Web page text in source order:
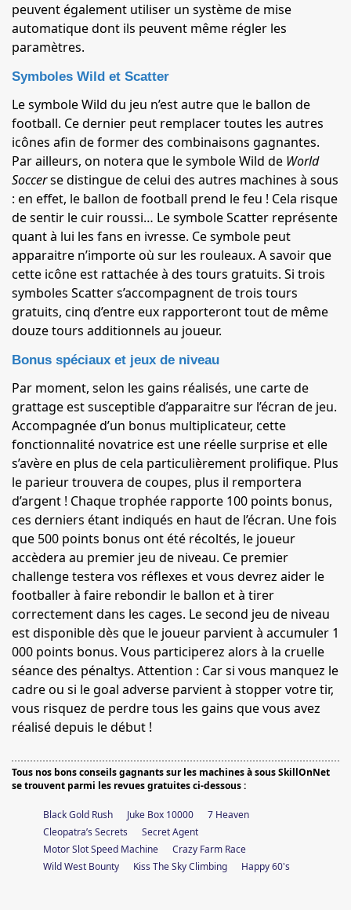
peuvent également utiliser un système de mise
automatique dont ils peuvent même régler les
paramètres.
Symboles Wild et Scatter
Le symbole Wild du jeu n’est autre que le ballon de
football. Ce dernier peut remplacer toutes les autres
icônes afin de former des combinaisons gagnantes.
Par ailleurs, on notera que le symbole Wild de World
Soccerse distingue de celui des autres machines à sous
: en effet, le ballon de football prend le feu ! Cela risque
de sentir le cuir roussi… Le symbole Scatter représente
quant à lui les fans en ivresse. Ce symbole peut
apparaitre n’importe où sur les rouleaux. A savoir que
cette icône est rattachée à des tours gratuits. Si trois
symboles Scatter s’accompagnent de trois tours
gratuits, cinq d’entre eux rapporteront tout de même
douze tours additionnels au joueur.
Bonus spéciaux et jeux de niveau
Par moment, selon les gains réalisés, une carte de
grattage est susceptible d’apparaitre sur l’écran de jeu.
Accompagnée d’un bonus multiplicateur, cette
fonctionnalité novatrice est une réelle surprise et elle
s’avère en plus de cela particulièrement prolifique. Plus
le parieur trouvera de coupes, plus il remportera
d’argent ! Chaque trophée rapporte 100 points bonus,
ces derniers étant indiqués en haut de l’écran. Une fois
que 500 points bonus ont été récoltés, le joueur
accèdera au premier jeu de niveau. Ce premier
challenge testera vos réflexes et vous devrez aider le
footballer à faire rebondir le ballon et à tirer
correctement dans les cages. Le second jeu de niveau
est disponible dès que le joueur parvient à accumuler 1
000 points bonus. Vous participerez alors à la cruelle
séance des pénaltys. Attention : Car si vous manquez le
cadre ou si le goal adverse parvient à stopper votre tir,
vous risquez de perdre tous les gains que vous avez
réalisé depuis le début !
Tous nos bons conseils gagnants sur les machines à sous SkillOnNet
se trouvent parmi les revues gratuites ci-dessous :
Black Gold Rush Juke Box 10000
7 Heaven
Cleopatra’s Secrets
Secret Agent
Motor Slot Speed Machine
Crazy Farm Race
Wild West Bounty
Kiss The Sky Climbing Happy 60's